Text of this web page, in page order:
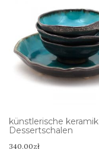
künstlerische keramik
Dessertschalen
340.00zł